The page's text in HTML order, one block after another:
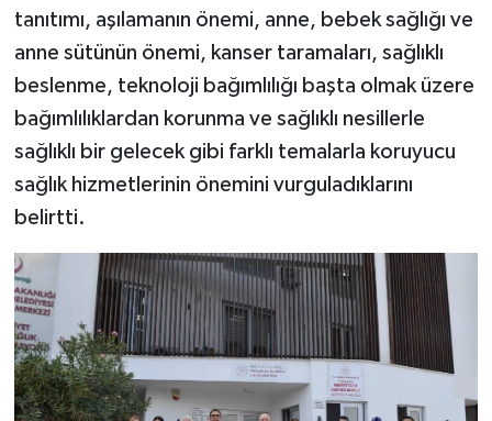
tanıtımı, aşılamanın önemi, anne, bebek sağlığı ve
anne sütünün önemi, kanser taramaları, sağlıklı
beslenme, teknoloji bağımlılığı başta olmak üzere
bağımlılıklardan korunma ve sağlıklı nesillerle
sağlıklı bir gelecek gibi farklı temalarla koruyucu
sağlık hizmetlerinin önemini vurguladıklarını
belirtti.